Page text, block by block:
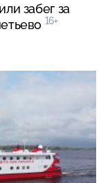
забег за
16+